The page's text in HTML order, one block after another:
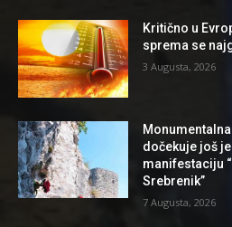
Kritično u
sprema se
3 Augusta, 2026
dočekuje još
manifestaciju
Srebrenik”
7 Augusta, 2026